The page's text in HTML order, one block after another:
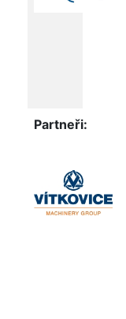
Partneři: